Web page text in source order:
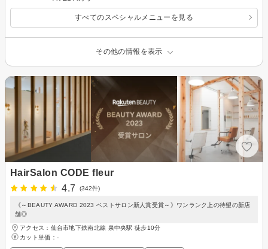
すべてのスペシャルメニューを見る
その他の情報を表示
HairSalon CODE fleur
4.7
(342件)
《～BEAUTY AWARD 2023 ベストサロン新人賞受賞～》ワンランク上の待望の新店
舗◎
アクセス：仙台市地下鉄南北線 泉中央駅 徒歩10分
カット単価： -